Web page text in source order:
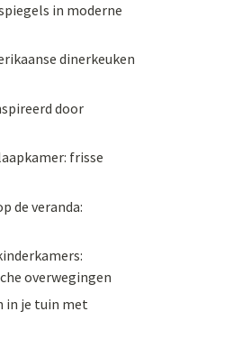
in moderne
dinerkeuken
door
frisse
de veranda:
overwegingen
in je tuin met